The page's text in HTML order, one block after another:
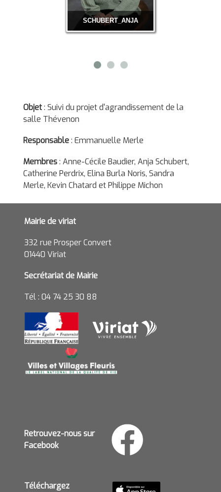
SCHUBERT_ANJA
Objet: Suivi du projet d'agrandissement de la
salle Thévenon
Responsable: Emmanuelle Merle
Membres: Anne-Cécile Baudier, Anja Schubert,
Catherine Perdrix, Elina Burla Noris, Sandra
Merle, Kevin Chatard et Philippe Michon
Mairie de viriat
332 rue Prosper Convert
01440 Viriat
Secrétariat de Mairie
Tél : 04 74 25 30 88
Retrouvez-nous sur
Facebook
Téléchargez